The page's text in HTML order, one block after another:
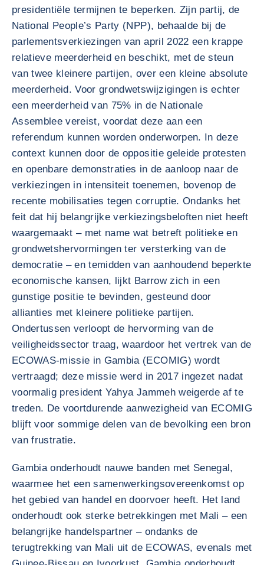
presidentiële termijnen te beperken. Zijn partij, de
National People’s Party (NPP), behaalde bij de
parlementsverkiezingen van april 2022 een krappe
relatieve meerderheid en beschikt, met de steun
van twee kleinere partijen, over een kleine absolute
meerderheid. Voor grondwetswijzigingen is echter
een meerderheid van 75% in de Nationale
Assemblee vereist, voordat deze aan een
referendum kunnen worden onderworpen. In deze
context kunnen door de oppositie geleide protesten
en openbare demonstraties in de aanloop naar de
verkiezingen in intensiteit toenemen, bovenop de
recente mobilisaties tegen corruptie. Ondanks het
feit dat hij belangrijke verkiezingsbeloften niet heeft
waargemaakt – met name wat betreft politieke en
grondwetshervormingen ter versterking van de
democratie – en temidden van aanhoudend beperkte
economische kansen, lijkt Barrow zich in een
gunstige positie te bevinden, gesteund door
allianties met kleinere politieke partijen.
Ondertussen verloopt de hervorming van de
veiligheidssector traag, waardoor het vertrek van de
ECOWAS-missie in Gambia (ECOMIG) wordt
vertraagd; deze missie werd in 2017 ingezet nadat
voormalig president Yahya Jammeh weigerde af te
treden. De voortdurende aanwezigheid van ECOMIG
blijft voor sommige delen van de bevolking een bron
van frustratie.
Gambia onderhoudt nauwe banden met Senegal,
waarmee het een samenwerkingsovereenkomst op
het gebied van handel en doorvoer heeft. Het land
onderhoudt ook sterke betrekkingen met Mali – een
belangrijke handelspartner – ondanks de
terugtrekking van Mali uit de ECOWAS, evenals met